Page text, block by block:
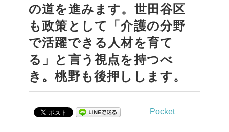
の道を進みます。世田谷区
も政策として「介護の分野
で活躍できる人材を育て
る」と言う視点を持つべ
き。桃野も後押しします。
Pocket